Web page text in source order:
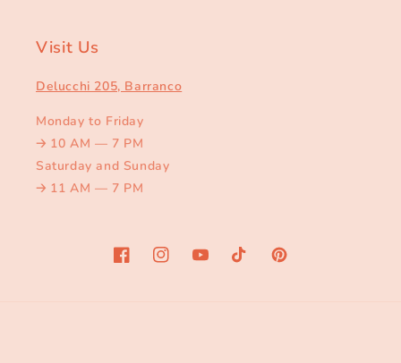
Visit Us
Delucchi 205, Barranco
Monday to Friday
🡢 10 AM — 7 PM
Saturday and Sunday
🡢 11 AM — 7 PM
FacebookInstagramYouTubeTikTok Pinterest